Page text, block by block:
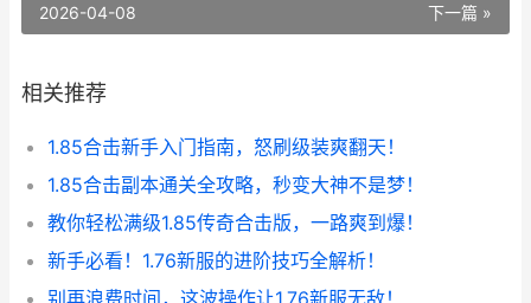
下一篇 »
2026-04-08
相关推荐
1.85合击新手入门指南，怒刷级装爽翻天！
1.85合击副本通关全攻略，秒变大神不是梦！
教你轻松满级1.85传奇合击版，一路爽到爆！
新手必看！1.76新服的进阶技巧全解析！
别再浪费时间，这波操作让1.76新服无敌！